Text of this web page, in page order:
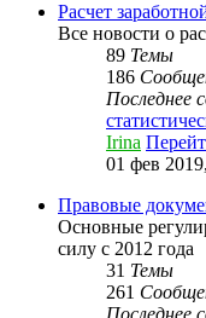
Расчет
Все новости о
89 Темы
186
Последнее
Irina
01 фев
Правовые
Основные
силу с 2012 года
31 Темы
261